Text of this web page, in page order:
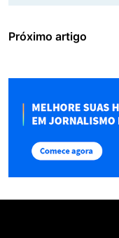
Próximo artigo